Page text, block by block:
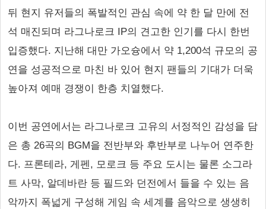
뒤 현지 유저들의 폭발적인 관심 속에 약 한 달 만에 전
석 매진되며 라그나로크 IP의 견고한 인기를 다시 한번
입증했다. 지난해 대만 가오슝에서 약 1,200석 규모의 공
연을 성공적으로 마친 바 있어 현지 팬들의 기대가 더욱
높아져 예매 경쟁이 한층 치열했다.
이번 공연에서는 라그나로크 고유의 서정적인 감성을 담
은 총 26곡의 BGM을 전반부와 후반부로 나누어 연주한
다. 프론테라, 게펜, 모로크 등 주요 도시는 물론 소그라
트 사막, 알데바란 등 필드와 던전에서 들을 수 있는 음
악까지 폭넓게 구성해 게임 속 세계를 음악으로 생생히